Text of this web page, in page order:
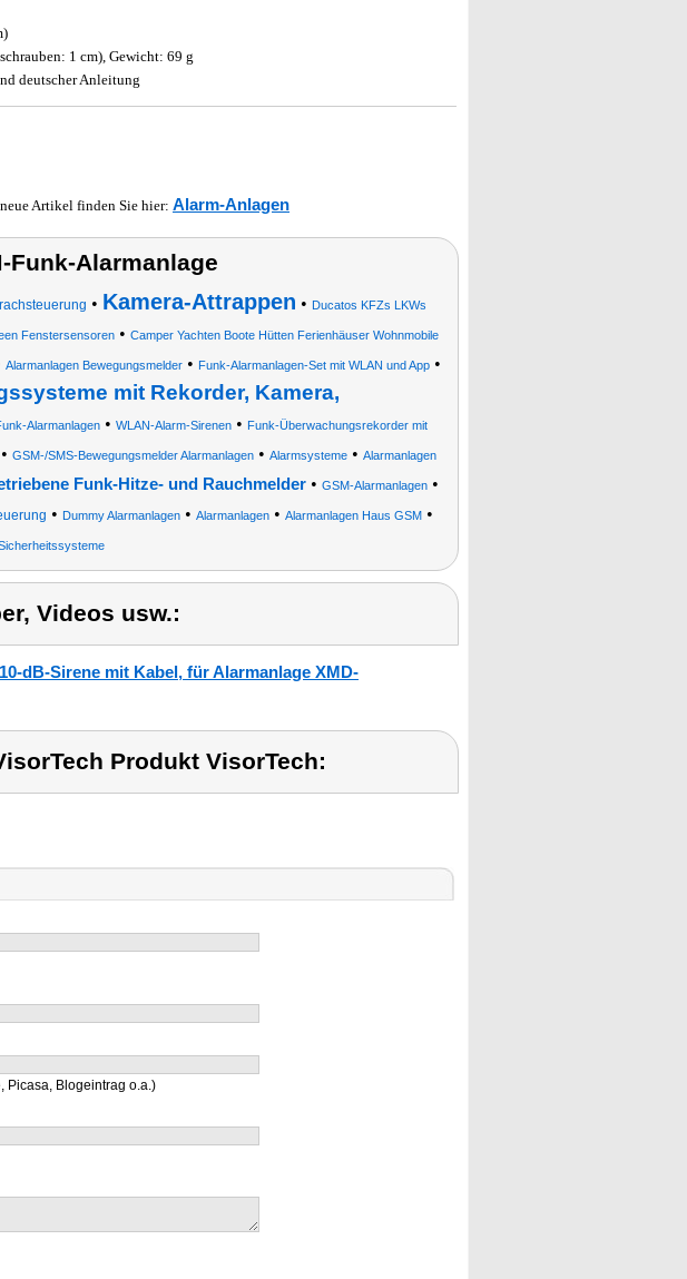
1 cm), Gewicht: 69 g
deutscher Anleitung
Artikel finden Sie hier: Alarm-Anlagen
Funk-Alarmanlage
• Kamera-Attrappen • Ducatos KFZs LKWs
Fenstersensoren • Camper Yachten Boote Hütten Ferienhäuser Wohnmobile
Alarmanlagen Bewegungsmelder• Funk-Alarmanlagen-Set mit WLAN und App•
mit Rekorder, Kamera,
Alarmanlagen• WLAN-Alarm-Sirenen• Funk-Überwachungsrekorder mit
GSM-/SMS-Bewegungsmelder Alarmanlagen• Alarmsysteme• Alarmanlagen
Funk-Hitze- und Rauchmelder• GSM-Alarmanlagen•
• Dummy Alarmanlagen • Alarmanlagen • Alarmanlagen Haus GSM •
Videos usw.:
dB-Sirene mit Kabel, für Alarmanlage XMD-
Produkt VisorTech:
Picasa, Blogeintrag o.a.)